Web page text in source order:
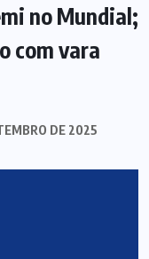
no Mundial;
com vara
DE 2025